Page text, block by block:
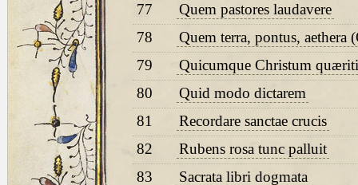
77
Quem pastores laudavere
78
Quem terra, pontus, aethera
79
Quicumque Christum
80
Quid modo dictarem
81
Recordare sanctae crucis
82
Rubens rosa tunc palluit
83
Sacrata libri dogmata